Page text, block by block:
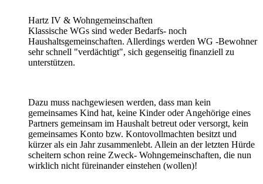
Hartz IV & Wohngemeinschaften
Klassische WGs sind weder Bedarfs- noch
Haushaltsgemeinschaften. Allerdings werden WG -Bewohner
sehr schnell "verdächtigt", sich gegenseitig finanziell zu
unterstützen.
Dazu muss nachgewiesen werden, dass man kein
gemeinsames Kind hat, keine Kinder oder Angehörige eines
Partners gemeinsam im Haushalt betreut oder versorgt, kein
gemeinsames Konto bzw. Kontovollmachten besitzt und
kürzer als ein Jahr zusammenlebt. Allein an der letzten Hürde
scheitern schon reine Zweck- Wohngemeinschaften, die nun
wirklich nicht füreinander einstehen (wollen)!